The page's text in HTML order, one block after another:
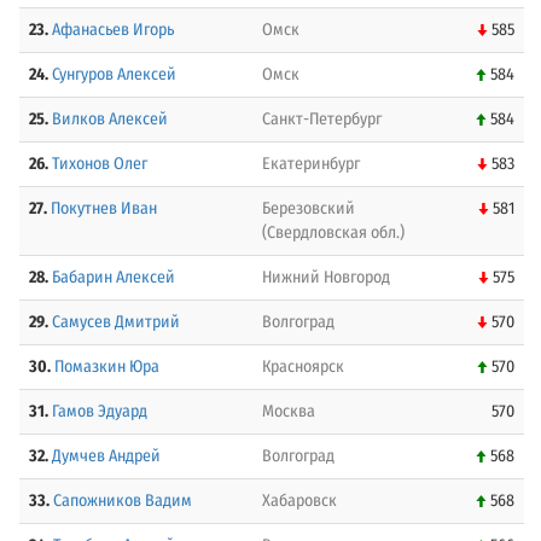
23.Афанасьев Игорь Омск 585
24.Сунгуров Алексей Омск 584
25. Вилков Алексей Санкт-Петербург 584
26.Тихонов Олег Екатеринбург 583
27. Покутнев Иван
Березовский
(Свердловская обл.)
581
28. Бабарин Алексей Нижний Новгород 575
29.Самусев Дмитрий Волгоград 570
30. Помазкин Юра Красноярск 570
31. Гамов Эдуард Москва 570
32.Думчев Андрей Волгоград 568
33.Сапожников Вадим Хабаровск 568